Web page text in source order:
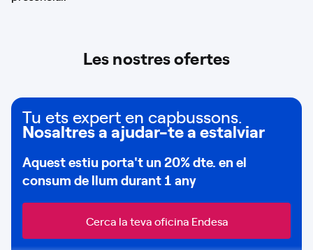
Les nostres ofertes
Tu ets expert en capbussons.
Nosaltres a ajudar-te a estalviar
Aquest estiu porta't un20% dte.en el
consum dellum durant 1 any
Cerca la teva oficina Endesa